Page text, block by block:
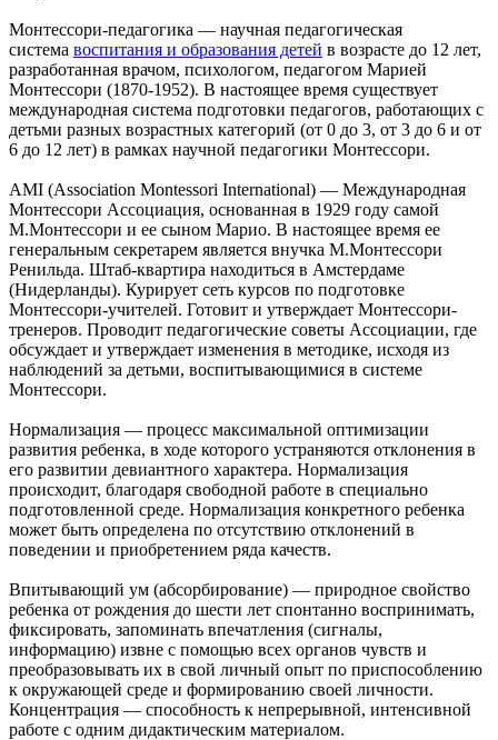
Монтессори-педагогика — научная педагогическая
система воспитания и образования детей в возрасте до 12 лет,
разработанная врачом, психологом, педагогом Марией
Монтессори (1870-1952). В настоящее время существует
международная система подготовки педагогов, работающих с
детьми разных возрастных категорий (от 0 до 3, от 3 до 6 и от
6 до 12 лет) в рамках научной педагогики Монтессори.
AMI (Association Montessori International) — Международная
Монтессори Ассоциация, основанная в 1929 году самой
М.Монтессори и ее сыном Марио. В настоящее время ее
генеральным секретарем является внучка М.Монтессори
Ренильда. Штаб-квартира находиться в Амстердаме
(Нидерланды). Курирует сеть курсов по подготовке
Монтессори-учителей. Готовит и утверждает Монтессори-
тренеров. Проводит педагогические советы Ассоциации, где
обсуждает и утверждает изменения в методике, исходя из
наблюдений за детьми, воспитывающимися в системе
Монтессори.
Нормализация — процесс максимальной оптимизации
развития ребенка, в ходе которого устраняются отклонения в
его развитии девиантного характера. Нормализация
происходит, благодаря свободной работе в специально
подготовленной среде. Нормализация конкретного ребенка
может быть определена по отсутствию отклонений в
поведении и приобретением ряда качеств.
Впитывающий ум (абсорбирование) — природное свойство
ребенка от рождения до шести лет спонтанно воспринимать,
фиксировать, запоминать впечатления (сигналы,
информацию) извне с помощью всех органов чувств и
преобразовывать их в свой личный опыт по приспособлению
к окружающей среде и формированию своей личности.
Концентрация — способность к непрерывной, интенсивной
работе с одним дидактическим материалом.